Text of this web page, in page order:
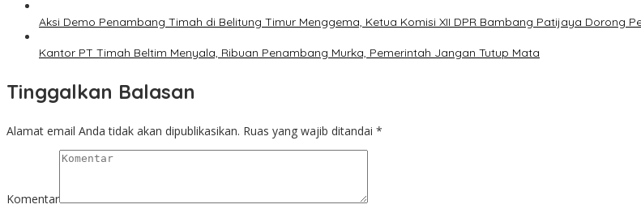
Aksi Demo Penambang Timah di Belitung Timur Menggema, Ketua Komisi XII DPR Bambang Patijaya Dorong
Kantor PT Timah Beltim Menyala, Ribuan Penambang Murka, Pemerintah Jangan Tutup Mata
Tinggalkan Balasan
Alamat email Anda tidak akan dipublikasikan. Ruas yang wajib ditandai *
Komentar